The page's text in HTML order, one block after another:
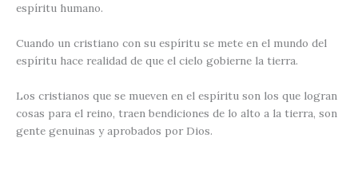
espíritu humano.
Cuando un cristiano con su espíritu se mete en el mundo del
espíritu hace realidad de que el cielo gobierne la tierra.
Los cristianos que se mueven en el espíritu son los que logran
cosas para el reino, traen bendiciones de lo alto a la tierra, son
gente genuinas y aprobados por Dios.